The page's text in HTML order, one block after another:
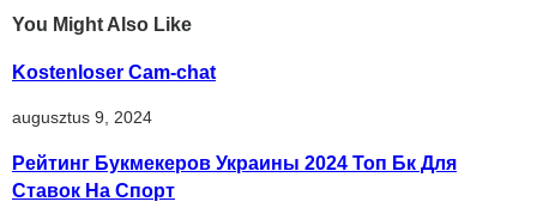
You Might Also Like
Kostenloser Cam-chat
augusztus 9, 2024
Рейтинг Букмекеров Украины 2024 Топ Бк Для
Ставок На Спорт